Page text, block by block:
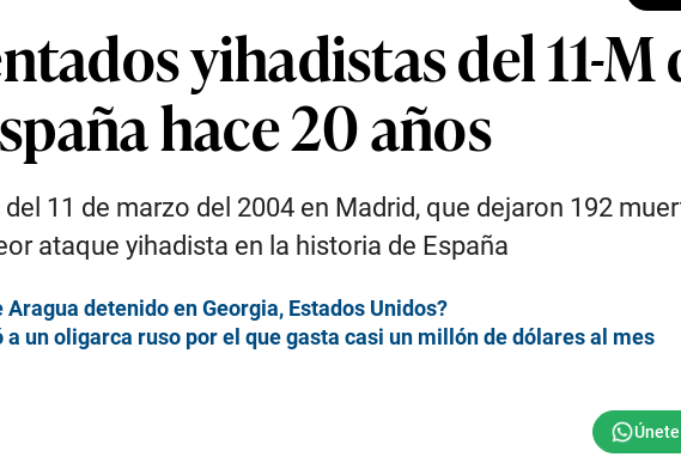
yihadistas del 11-
hace 20 años
11 de marzo del 2004 en Madrid, que dejaron 192
ataque yihadista en la historia de España
detenido en Georgia, Estados Unidos?
un oligarca ruso por el que gasta casi un millón de dólares al mes